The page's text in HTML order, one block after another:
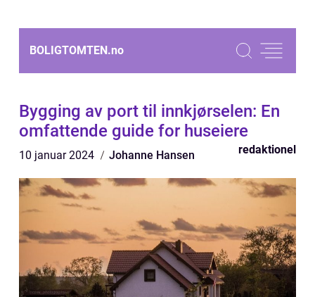
BOLIGTOMTEN.no
Bygging av port til innkjørselen: En
omfattende guide for huseiere
10 januar 2024 Johanne Hansen redaktionel